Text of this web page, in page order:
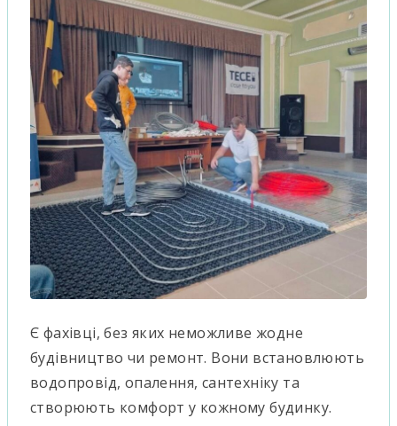
Є фахівці, без яких неможливе жодне
будівництво чи ремонт. Вони встановлюють
водопровід, опалення, сантехніку та
створюють комфорт у кожному будинку.